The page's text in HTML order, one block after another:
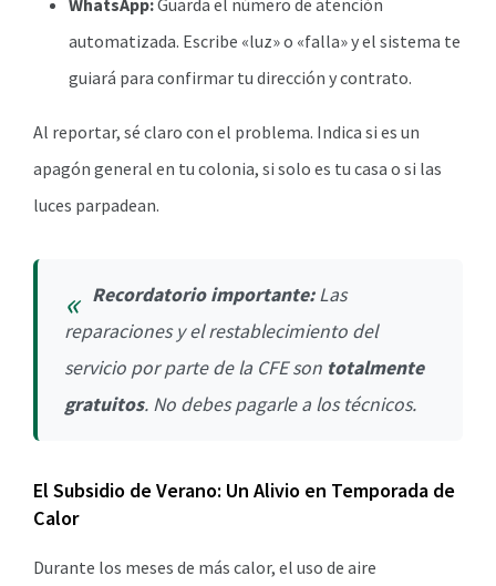
WhatsApp:Guarda el número de atención
automatizada. Escribe «luz» o «falla» y el sistema te
guiará para confirmar tu dirección y contrato.
Al reportar, sé claro con el problema. Indica si es un
apagón general en tu colonia, si solo es tu casa o si las
luces parpadean.
Recordatorio importante:Las
reparaciones y el restablecimiento del
servicio por parte de la CFE son totalmente
gratuitos. No debes pagarle a los técnicos.
El Subsidio de Verano: Un Alivio en Temporada de
Calor
Durante los meses de más calor, el uso de aire